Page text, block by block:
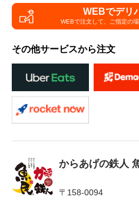
WEBでデリ
WEBで注文して、 ご指定の
その他サービスから注文
からあげの鉄人
〒158-0094